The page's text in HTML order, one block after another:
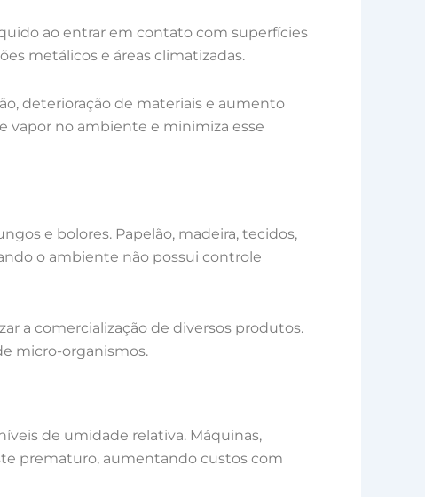
ao entrar em contato com superfícies
metálicos e áreas climatizadas.
deterioração de materiais e aumento
vapor no ambiente e minimiza esse
e bolores. Papelão, madeira, tecidos,
o ambiente não possui controle
a comercialização de diversos produtos.
micro-organismos.
de umidade relativa. Máquinas,
prematuro, aumentando custos com